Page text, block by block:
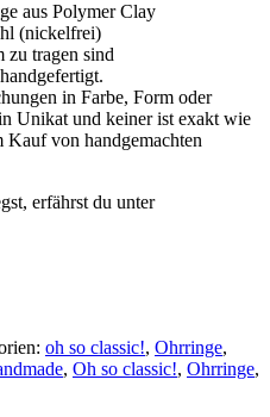
aus Polymer Clay
(nickelfrei)
zu tragen sind
in Farbe, Form oder
Unikat und keiner ist exakt wie
Kauf von handgemachten
erfährst du unter
oh so classic!, Ohrringe,
, Oh so classic!, Ohrringe,